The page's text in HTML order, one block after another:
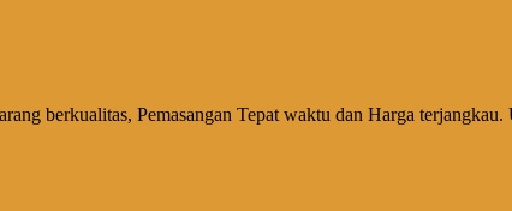
berkualitas, Pemasangan Tepat waktu dan Harga